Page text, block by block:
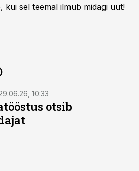
kui sel teemal ilmub midagi uut!
10:33
otsib